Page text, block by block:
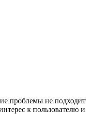
проблемы не подходит
к пользователю и